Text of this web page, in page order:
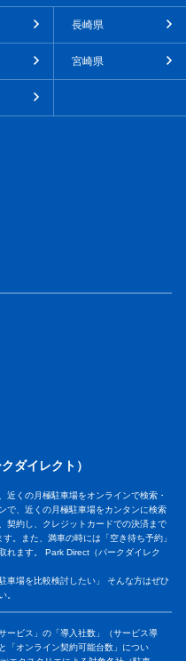
長崎県
宮崎県
ダイレクト）
くの月極駐車場をオンラインで検索・
で、近くの月極駐車場をカンタンに検索
契約し、クレジットカードでの決済まで
。また、満車の時には「空き待ち予約」
れます。 Park Direct（パークダイレク
車場を比較検討したい」 そんな方はぜひ
。
ービス」の「導入社数」（サービス導
「オンライン契約可能台数」につい